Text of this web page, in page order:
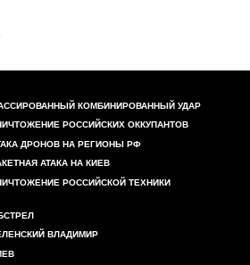
КОМБИНИРОВАННЫЙ УДАР
РОССИЙСКИХ ОККУПАНТОВ
ДРОНОВ НА РЕГИОНЫ РФ
АТАКА НА КИЕВ
РОССИЙСКОЙ ТЕХНИКИ
ВЛАДИМИР